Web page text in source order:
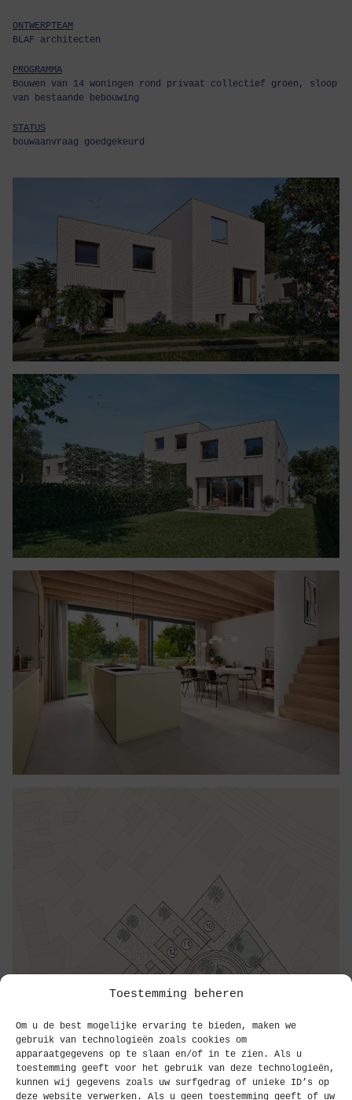
Toestemming beheren
Om u de best mogelijke ervaring te bieden, maken we
gebruik van technologieën zoals cookies om
apparaatgegevens op te slaan en/of in te zien. Als u
toestemming geeft voor het gebruik van deze technologieën,
kunnen wij gegevens zoals uw surfgedrag of unieke ID’s op
deze website verwerken. Als u geen toestemming geeft of uw
ONTWERPTEAM
BLAF architecten
PROGRAMMA
Bouwen van 14 woningen rond privaat collectief groen, sloop
van bestaande bebouwing
STATUS
bouwaanvraag goedgekeurd